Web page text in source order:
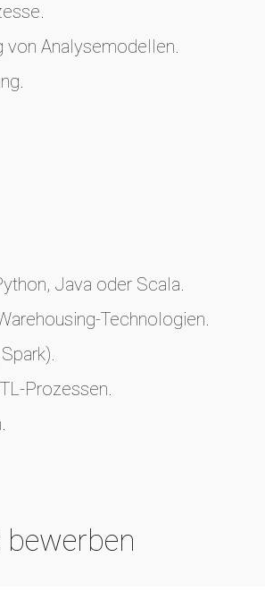
von Analysemodellen.
Java oder Scala.
Technologien.
Prozessen.
bewerben